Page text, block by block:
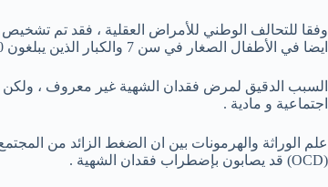
وفقا للتحالف الوطني للأمراض العقلية ، فقد تم
ايضا في الأطفال الصغار في سن 7 والكبار الذين يبلغون 80 .
السبب الدقيق لمرض فقدان الشهية غير معروف ،
اجتماعية و مادية .
علم الوراثة والهرمونات بين ان الضغط الزائد من
(OCD) قد يصابون بإضطراب فقدان الشهية .